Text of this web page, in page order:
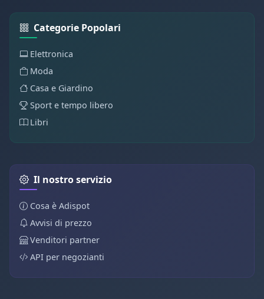
Categorie Popolari
Elettronica
Moda
Casa e Giardino
Sport e tempo libero
Libri
Il nostro servizio
Cosa è Adispot
Avvisi di prezzo
Venditori partner
API per negozianti